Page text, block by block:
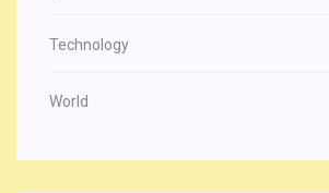
Technology
World